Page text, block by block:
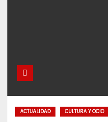
ACTUALIDAD CULTURA Y OCIO